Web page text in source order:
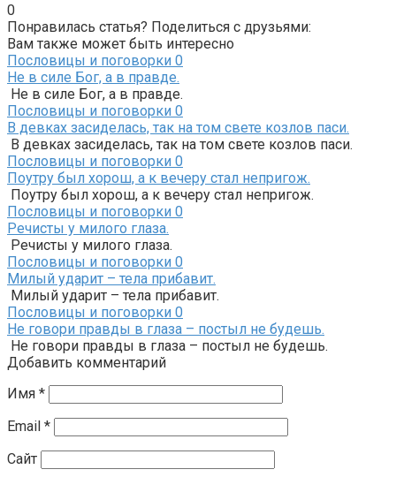
0
Понравилась статья? Поделиться с друзьями:
Вам также может быть интересно
Пословицы и поговорки 0
Не в силе Бог, а в правде.
Не в силе Бог, а в правде.
Пословицы и поговорки 0
В девках засиделась, так на том свете козлов паси.
В девках засиделась, так на том свете козлов паси.
Пословицы и поговорки 0
Поутру был хорош, а к вечеру стал непригож.
Поутру был хорош, а к вечеру стал непригож.
Пословицы и поговорки 0
Речисты у милого глаза.
Речисты у милого глаза.
Пословицы и поговорки 0
Милый ударит – тела прибавит.
Милый ударит – тела прибавит.
Пословицы и поговорки 0
Не говори правды в глаза – постыл не будешь.
Не говори правды в глаза – постыл не будешь.
Добавить комментарий
Имя *
Email *
Сайт